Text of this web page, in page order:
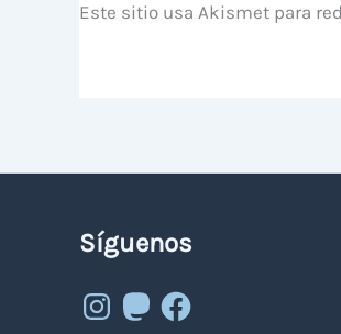
Este sitio usa Akismet para
Síguenos
Instagram
MastodonFacebook